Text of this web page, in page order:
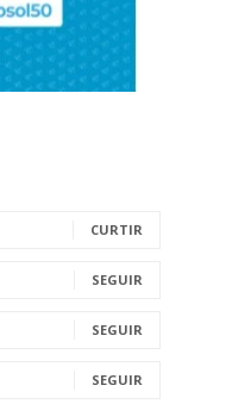
CURTIR
SEGUIR
SEGUIR
SEGUIR